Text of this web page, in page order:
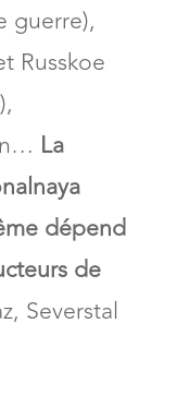
guerre),
Russkoe
La
dépend
de
Severstal